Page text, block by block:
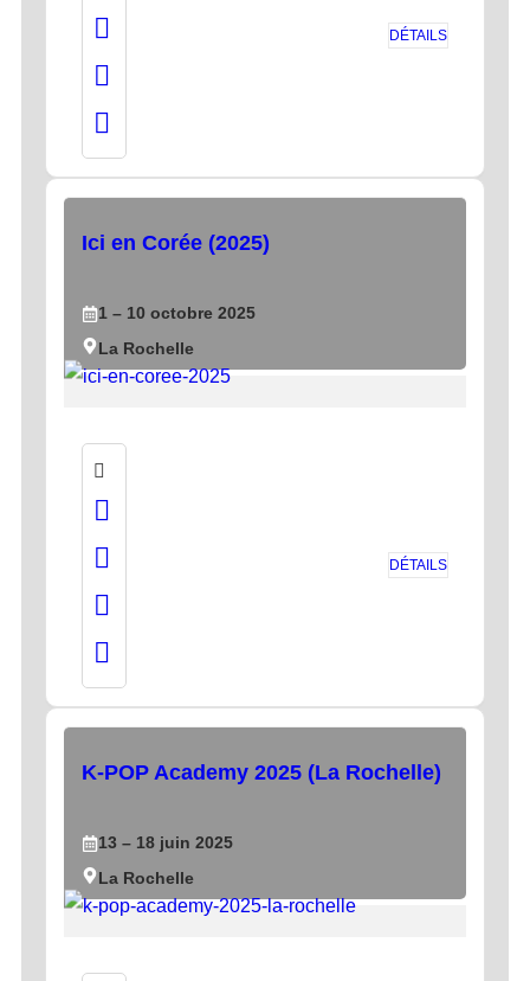
DÉTAILS
Ici en Corée (2025)
1 – 10 octobre 2025
La Rochelle
DÉTAILS
K-POP Academy 2025 (La Rochelle)
13 – 18 juin 2025
La Rochelle